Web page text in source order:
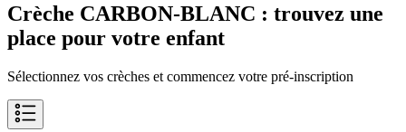
Crèche CARBON-BLANC : trouvez une
place pour votre enfant
Sélectionnez vos crèches et commencez votre pré-inscription